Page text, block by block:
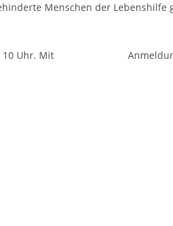
Menschen der Lebenshilfe
um 10 Uhr. Mit